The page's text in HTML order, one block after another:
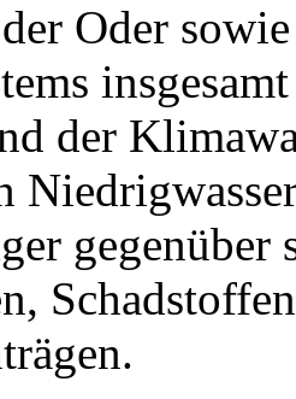
Oder
der
gegenüber